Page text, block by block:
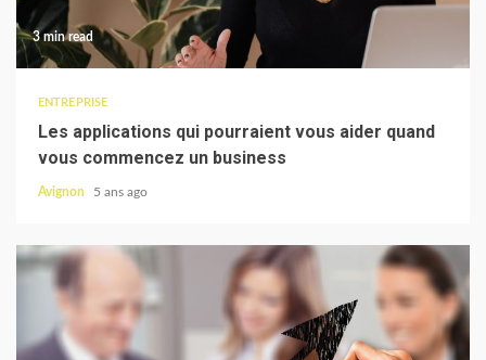
3 min read
ENTREPRISE
Les applications qui pourraient vous aider quand
vous commencez un business
Avignon 5 ans ago